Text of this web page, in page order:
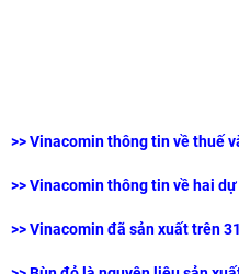
>>Vinacomin thông tin về thuế
>>Vinacomin thông tin về hai
>>Vinacomin đã sản xuất trên